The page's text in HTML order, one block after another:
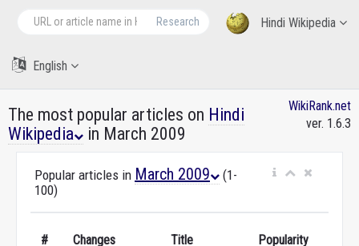
Hindi Wikipedia
Research
English
The most popular articles on Hindi
Wikipedia
in March 2009
WikiRank.net
ver. 1.6.3
Popular articles in March 2009
(1-
100)
# Changes Title Popularity